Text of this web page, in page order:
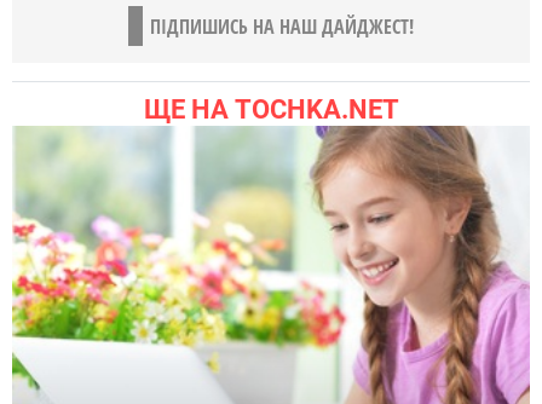
ПІДПИШИСЬ НА НАШ ДАЙДЖЕСТ!
ЩЕ НА TOCHKA.NET